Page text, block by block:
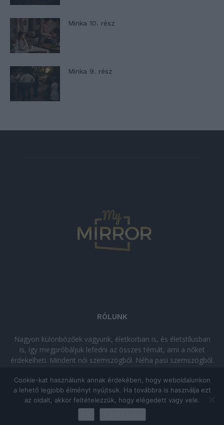
Minka 10. rész
Minka 9. rész
RÓLUNK
Nagyon különbözőek vagyunk, életkorban is, és életstílusban
is, így megpróbáljuk lefedni az összes témát, ami a nőket
érdekelheti. Mindent női szemszögből. Néha pasi szemszögből.
kikapcsolódásra vágysz!
© Copyright 2026 - mymirror.huADATKEZELÉSI TÁJÉKOZTATÓ
Impresszum
Cookie-kat használunk annak érdekében, hogy weboldalunkon
a lehető legjobb élményt nyújtsuk. Ha továbbra is használja ezt
az oldalt, akkor feltételezzük, hogy elégedett vagy vele.